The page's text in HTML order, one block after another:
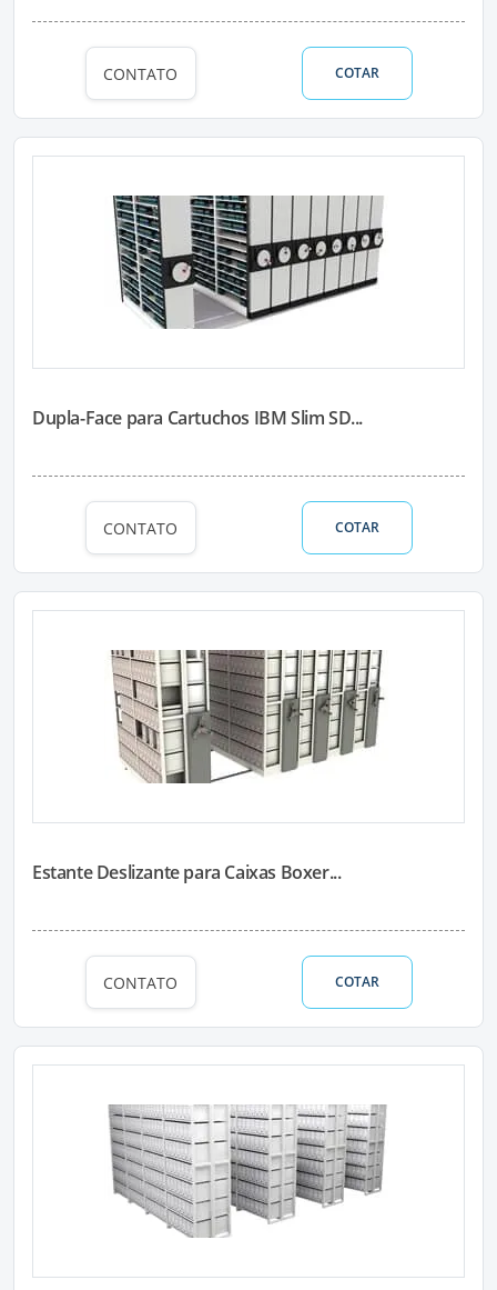
CONTATO COTAR
Dupla-Face para Cartuchos IBM Slim SD...
CONTATO COTAR
Estante Deslizante para Caixas Boxer...
CONTATO COTAR